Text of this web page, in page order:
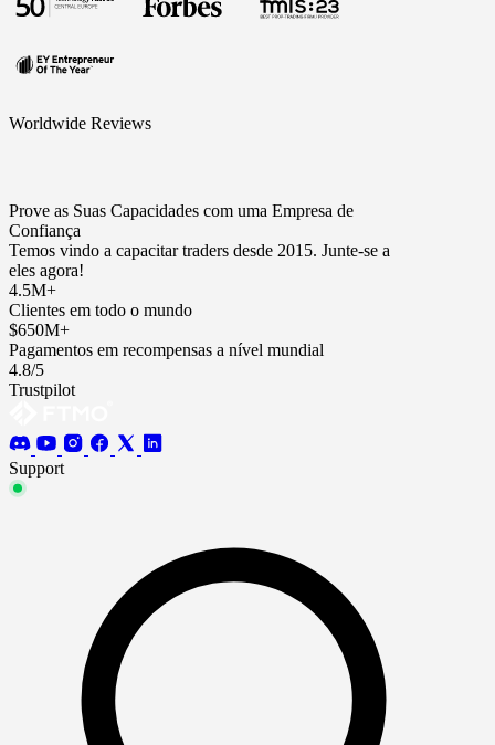
Worldwide Reviews
Prove as Suas Capacidades com uma Empresa de
Confiança
Temos vindo a capacitar traders desde 2015. Junte-se a
eles agora!
4.5M+
Clientes em todo o mundo
$650M+
Pagamentos em recompensas a nível mundial
4.8/5
Trustpilot
Support